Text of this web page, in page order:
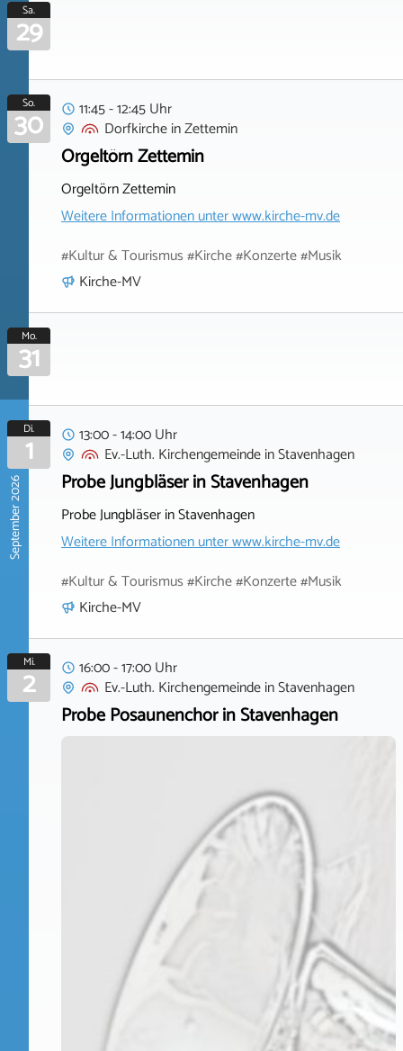
Sa.
29
So.
30
11:45 - 12:45 Uhr
DorfkircheinZettemin
Orgeltörn Zettemin
Orgeltörn Zettemin
Weitere Informationen unterwww.kirche-mv.de
#Kultur & Tourismus #Kirche #Konzerte #Musik
Kirche-MV
Mo.
31
September 2026
Di.
1
13:00 - 14:00 Uhr
Ev.-Luth. KirchengemeindeinStavenhagen
Probe Jungbläser in Stavenhagen
Probe Jungbläser in Stavenhagen
Weitere Informationen unterwww.kirche-mv.de
#Kultur & Tourismus #Kirche #Konzerte #Musik
Kirche-MV
Mi.
2
16:00 - 17:00 Uhr
Ev.-Luth. KirchengemeindeinStavenhagen
Probe Posaunenchor in Stavenhagen